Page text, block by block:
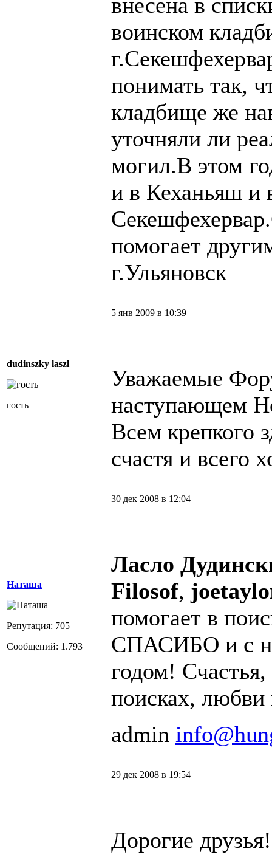
внесена в
воинском
понимать так,
кладбище же
уточняли ли
могил.В этом
и в Кеханьяш и
помогает
г.Ульяновск
dudinszky laszl
гость
5 янв 2009 в 10:39
Уважаемые
наступающем
Всем крепкого
счастя и всего
Наташа
Репутация: 705
Сообщений: 1.793
30 дек 2008 в 12:04
Ласло
Filosof,
помогает в
СПАСИБО и с
годом! Счастья,
поисках,
admin
29 дек 2008 в 19:54
Дорогие друзья!